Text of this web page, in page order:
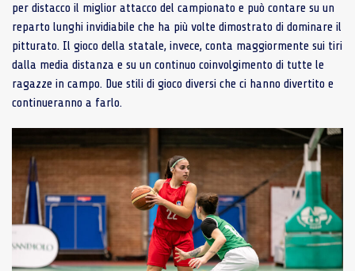
per distacco il miglior attacco del campionato e può contare su un
reparto lunghi invidiabile che ha più volte dimostrato di dominare il
pitturato. Il gioco della statale, invece, conta maggiormente sui tiri
dalla media distanza e su un continuo coinvolgimento di tutte le
ragazze in campo. Due stili di gioco diversi che ci hanno divertito e
continueranno a farlo.